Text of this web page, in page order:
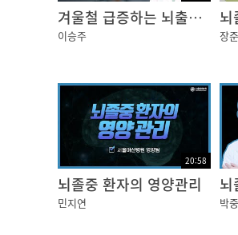
이덕희 교수 / 서울아산병
겨울철 급증하는 뇌출혈, 이럴 땐 꼭 응급실 가세요! | 건강플러스
이승주 장
20:58
뇌졸중 환자의 영양관리
민지연
뇌
박